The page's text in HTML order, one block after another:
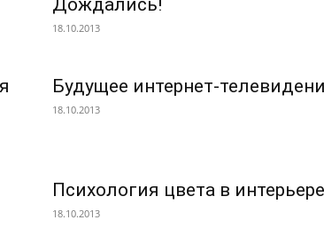
Дождались!
18.10.2013
Будущее интернет-
18.10.2013
Психология цвета в интерьере
18.10.2013